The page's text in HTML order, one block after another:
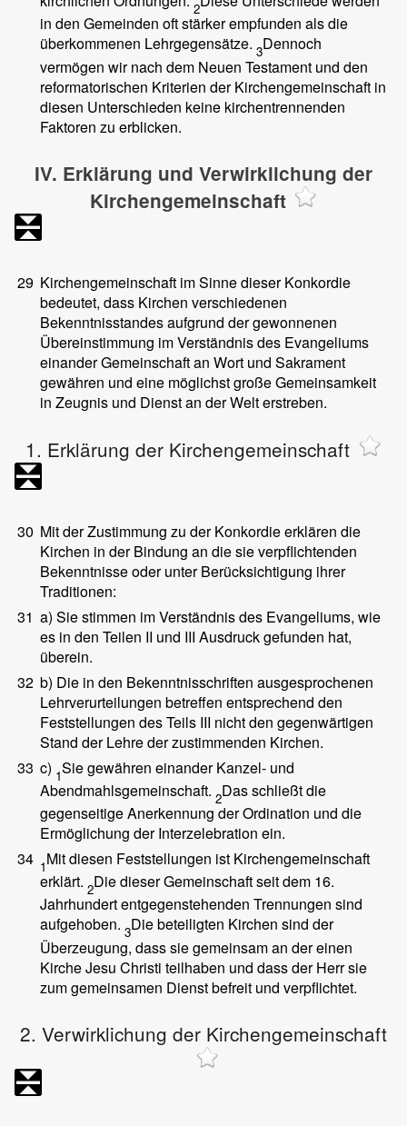
2
in den Gemeinden oft stärker empfunden als die
überkommenen Lehrgegensätze. 3Dennoch
vermögen wir nach dem Neuen Testament und den
reformatorischen Kriterien der Kirchengemeinschaft in
diesen Unterschieden keine kirchentrennenden
Faktoren zu erblicken.
IV. Erklärung und Verwirklichung der
Kirchengemeinschaft
29 Kirchengemeinschaft im Sinne dieser Konkordie
bedeutet, dass Kirchen verschiedenen
Bekenntnisstandes aufgrund der gewonnenen
Übereinstimmung im Verständnis des Evangeliums
einander Gemeinschaft an Wort und Sakrament
gewähren und eine möglichst große Gemeinsamkeit
in Zeugnis und Dienst an der Welt erstreben.
1. Erklärung der Kirchengemeinschaft
30 Mit der Zustimmung zu der Konkordie erklären die
Kirchen in der Bindung an die sie verpflichtenden
Bekenntnisse oder unter Berücksichtigung ihrer
Traditionen:
31 a) Sie stimmen im Verständnis des Evangeliums, wie
es in den Teilen II und III Ausdruck gefunden hat,
überein.
32 b) Die in den Bekenntnisschriften ausgesprochenen
Lehrverurteilungen betreffen entsprechend den
Feststellungen des Teils III nicht den gegenwärtigen
Stand der Lehre der zustimmenden Kirchen.
33 c) 1Sie gewähren einander Kanzel- und
Abendmahlsgemeinschaft. 2Das schließt die
gegenseitige Anerkennung der Ordination und die
Ermöglichung der Interzelebration ein.
34 1Mit diesen Feststellungen ist Kirchengemeinschaft
erklärt. 2Die dieser Gemeinschaft seit dem 16.
Jahrhundert entgegenstehenden Trennungen sind
aufgehoben. 3Die beteiligten Kirchen sind der
Überzeugung, dass sie gemeinsam an der einen
Kirche Jesu Christi teilhaben und dass der Herr sie
zum gemeinsamen Dienst befreit und verpflichtet.
2. Verwirklichung der Kirchengemeinschaft